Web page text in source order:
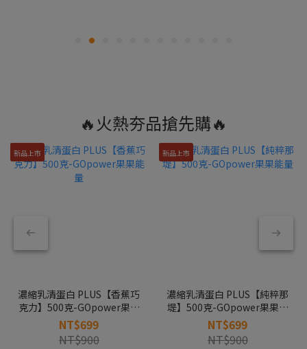
🔥火熱夯品搶先購🔥
新品上市
濃縮乳清蛋白 PLUS【香蕉巧
克力】500克-GOpower果果
能量
NT$699
NT$900
新品上市
濃縮乳清蛋白 PLUS【純粹那
堤】500克-GOpower果果能
量
NT$699
NT$900